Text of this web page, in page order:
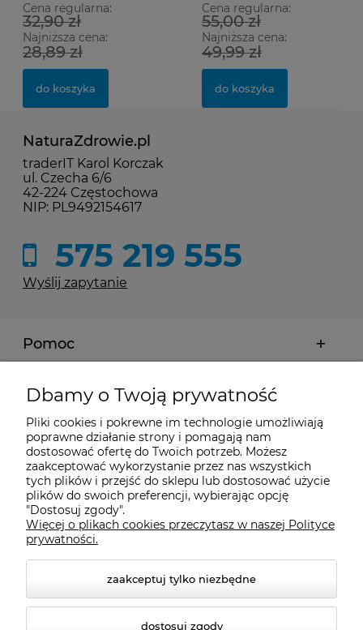
Cena regularna:
32,90 zł
Najniższa cena:
28,89 zł
do koszyka
Cena regularna:
55,00 zł
Najniższa cena:
49,99 zł
do koszyka
NaturaZdrowie.pl
traderIT Karol Korczak
ul. Czecha 6/6
42-224 Częstochowa
NIP: PL9492154617
575 219 555
Wyślij zapytanie
Pomoc
Moje konto
Płatności i dostawa
Informacje
O nas
Dbamy o Twoją prywatność
Pliki cookies i pokrewne im technologie umożliwiają
poprawne działanie strony i pomagają nam
dostosować ofertę do Twoich potrzeb. Możesz
zaakceptować wykorzystanie przez nas wszystkich
tych plików i przejść do sklepu lub dostosować użycie
plików do swoich preferencji, wybierając opcję
"Dostosuj zgody".
Więcej o plikach cookies przeczytasz w naszej Polityce
prywatności.
zaakceptuj tylko niezbędne
dostosuj zgody